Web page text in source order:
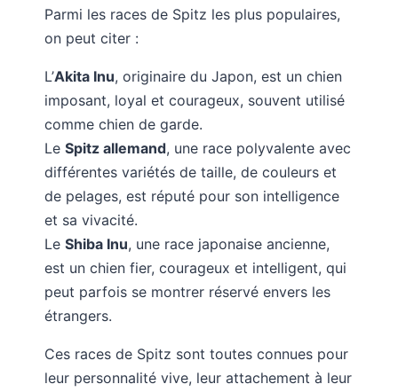
Parmi les races de Spitz les plus populaires,
on peut citer :
L’Akita Inu, originaire du Japon, est un chien
imposant, loyal et courageux, souvent utilisé
comme chien de garde.
Le Spitz allemand, une race polyvalente avec
différentes variétés de taille, de couleurs et
de pelages, est réputé pour son intelligence
et sa vivacité.
Le Shiba Inu, une race japonaise ancienne,
est un chien fier, courageux et intelligent, qui
peut parfois se montrer réservé envers les
étrangers.
Ces races de Spitz sont toutes connues pour
leur personnalité vive, leur attachement à leur